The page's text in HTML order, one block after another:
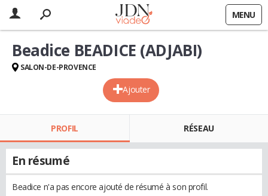
MENU
Ajouter
Beadice BEADICE (ADJABI)
SALON-DE-PROVENCE
PROFIL RÉSEAU
En résumé
Beadice n'a pas encore ajouté de résumé à son profil.